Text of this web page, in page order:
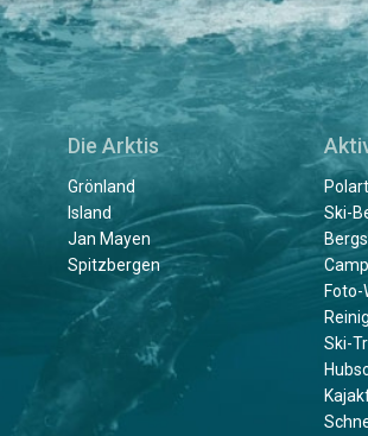
Die Arktis
Grönland
Island
Jan Mayen
Spitzbergen
Ski-
Foto-
Ski-